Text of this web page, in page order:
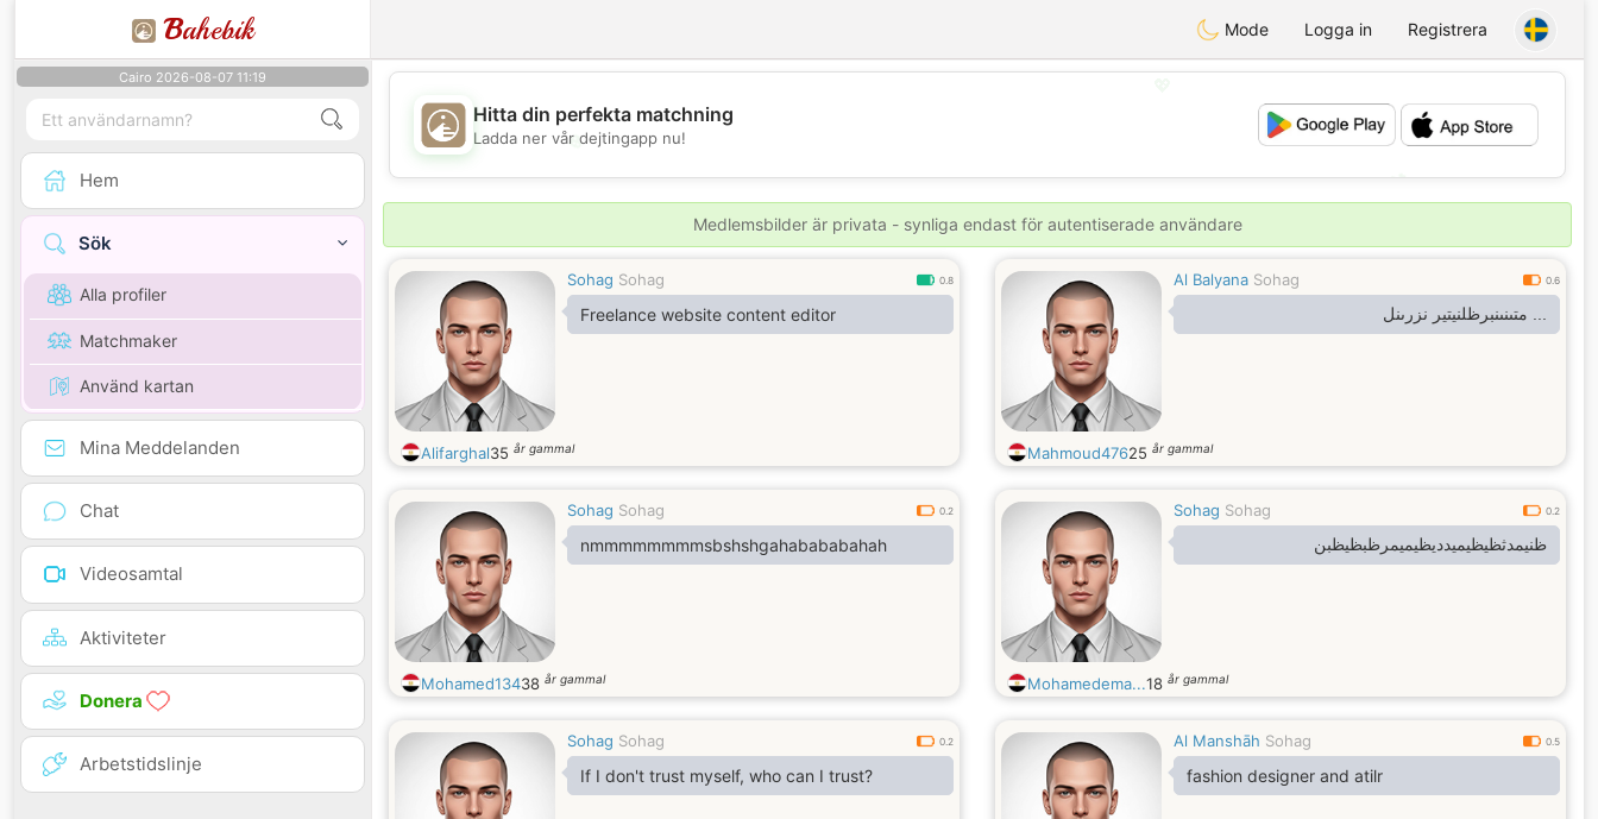
Bahebik Mode Logga in Registrera
Cairo 2026-08-07 11:19
Hem
Sök
Alla profiler
Matchmaker
Använd kartan
Mina Meddelanden
Chat
Videosamtal
Aktiviteter
Donera
Arbetstidslinje
💖
💕
Hitta din perfekta matchning
Ladda ner vår dejtingapp nu!
Medlemsbilder är privata - synliga endast för autentiserade användare
Sohag Sohag 0.8
Freelance website content editor
Alifarghal35 år gammal
Al Balyana Sohag 0.6
... متىنىنبرظلنيتير نزرىنل
Mahmoud47625 år gammal
Sohag Sohag 0.2
nmmmmmmmmsbshshgahabababahah
Mohamed13438 år gammal
Sohag Sohag 0.2
ظنيمدثظيظيميدديظيميمرظبظيظبن
Mohamedema...18 år gammal
Sohag Sohag 0.2
If I don't trust myself, who can I trust?
Al Manshāh Sohag 0.5
fashion designer and atilr